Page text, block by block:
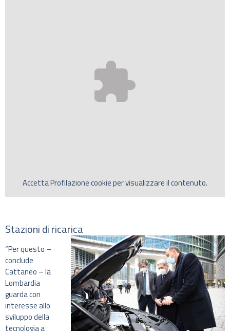
AccettaProfilazionecookie per visualizzare il contenuto.
Stazioni di ricarica
“Per questo –
conclude
Cattaneo – la
Lombardia
guarda con
interesse allo
sviluppo della
tecnologia a